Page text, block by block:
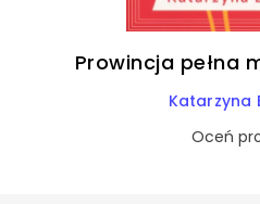
Prowincja pełna
Katarzyna
Oceń